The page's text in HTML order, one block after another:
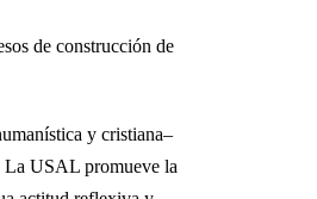
de construcción de
y cristiana–
La USAL promueve la